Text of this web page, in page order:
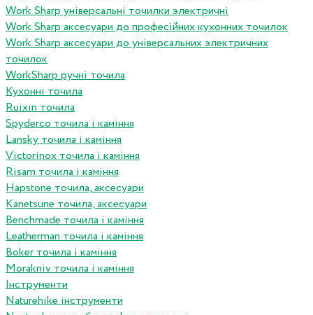
Work Sharp унiверсальнi точилки электричнi
Work Sharp аксесуари до професiйних кухонних точилок
Work Sharp аксесуари до унiверсальних электричних
точилок
WorkSharp ручні точила
Кухонні точила
Ruixin точила
Spyderco точила і каміння
Lansky точила і каміння
Victorinox точила і каміння
Risam точила і каміння
Hapstone точила, аксесуари
Kanetsune точила, аксесуари
Benchmade точила і каміння
Leatherman точила і каміння
Boker точила і каміння
Morakniv точила і каміння
Інструменти
Naturehike інструменти